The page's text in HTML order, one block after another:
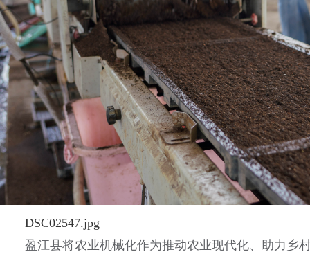
DSC02547.jpg
盈江县将农业机械化作为推动农业现代化、助力乡